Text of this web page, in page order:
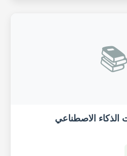
📚
الذكاء الاصطناعي